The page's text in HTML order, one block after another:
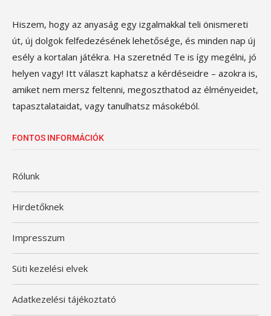
Hiszem, hogy az anyaság egy izgalmakkal teli önismereti
út, új dolgok felfedezésének lehetősége, és minden nap új
esély a kortalan játékra. Ha szeretnéd Te is így megélni, jó
helyen vagy! Itt választ kaphatsz a kérdéseidre – azokra is,
amiket nem mersz feltenni, megoszthatod az élményeidet,
tapasztalataidat, vagy tanulhatsz másokéból.
FONTOS INFORMÁCIÓK
Rólunk
Hirdetőknek
Impresszum
Süti kezelési elvek
Adatkezelési tájékoztató